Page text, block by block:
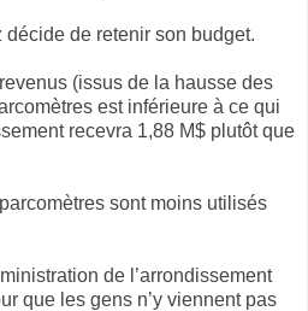
de retenir son budget.
(issus de la hausse des
est inférieure à ce qui
recevra 1,88 M$ plutôt que
sont moins utilisés
de l’arrondissement
que les gens n’y viennent pas